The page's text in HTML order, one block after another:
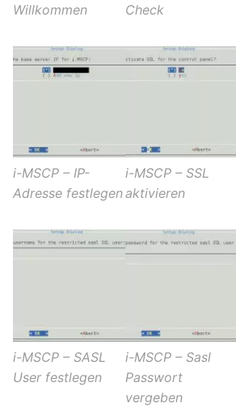
Willkommen
Check
i-MSCP – IP-
Adresse festlegen
i-MSCP – SSL
aktivieren
i-MSCP – SASL
User festlegen
i-MSCP – Sasl
Passwort
vergeben